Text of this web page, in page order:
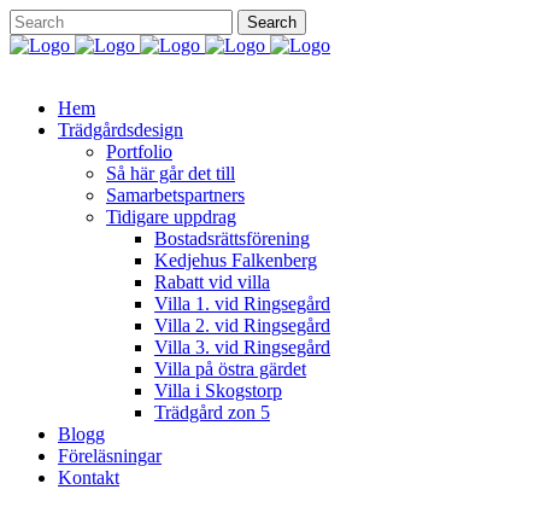
Hem
Trädgårdsdesign
Portfolio
Så här går det till
Samarbetspartners
Tidigare uppdrag
Bostadsrättsförening
Kedjehus Falkenberg
Rabatt vid villa
Villa 1. vid Ringsegård
Villa 2. vid Ringsegård
Villa 3. vid Ringsegård
Villa på östra gärdet
Villa i Skogstorp
Trädgård zon 5
Blogg
Föreläsningar
Kontakt